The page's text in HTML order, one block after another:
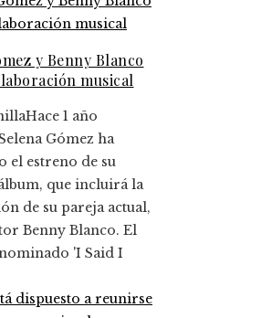
y Benny Blanco
musical
Hace 1 año
Gómez ha
el estreno de su
que incluirá la
de su pareja actual,
Benny Blanco. El
'I Said I